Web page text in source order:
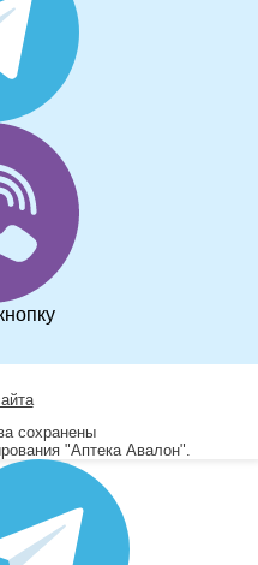
сохранены
"Аптека Авалон".